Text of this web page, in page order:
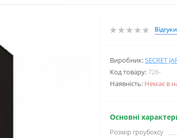
Виробник:SECRET
Код товару:726-
Наявність: Немає в
Основні
Розмір гроубоксу